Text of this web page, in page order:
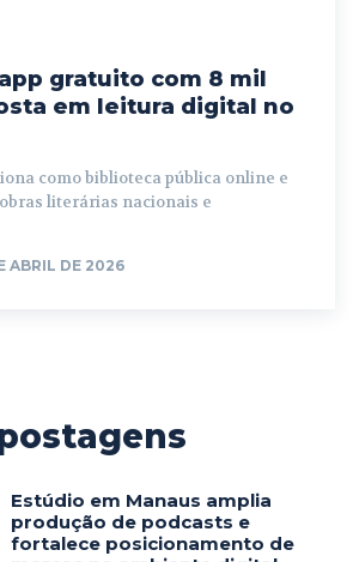
app gratuito com 8 mil
em leitura digital no
como biblioteca pública online e
literárias nacionais e
ABRIL DE 2026
Estúdio em Manaus amplia
produção de podcasts e
fortalece posicionamento de